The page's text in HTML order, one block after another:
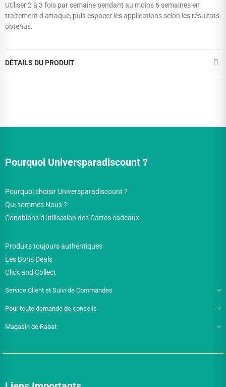
Utiliser 2 à 3 fois par semaine pendant au moins 6 semaines en
traitement d’attaque, puis espacer les applications selon les résultats
obtenus.
DÉTAILS DU PRODUIT
Pourquoi Universparadiscount ?
Pourquoi choisir Universparadiscount ?
Qui sommes Nous ?
Conditions d'utilisation des Cartes cadeaux
Produits toujours authentiques
Les Bons Deals
Click and Collect
Service Client et Suivi de Commandes
Pour toute demande de conseils
Magasin de Rabat